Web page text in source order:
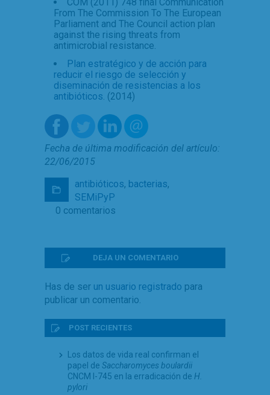
From The Commission To The European
Parliament and The Council action plan
against the rising threats from
antimicrobial resistance.
Plan estratégico y de acción para
reducir el riesgo de selección y
diseminación de resistencias a los
antibióticos. (2014)
Fecha de última modificación del artículo:
22/06/2015
antibióticos, bacterias,
SEMiPyP
0 comentarios
DEJA UN COMENTARIO
Has de ser un usuario registrado para
publicar un comentario.
POST RECIENTES
Los datos de vida real confirman el
papel de Saccharomyces boulardii
CNCM I-745 en la erradicación de H.
pylori